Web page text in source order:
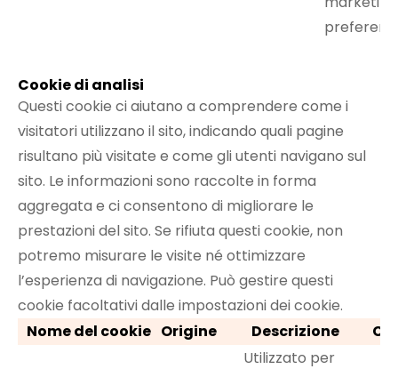
Cookie di analisi
Questi cookie ci aiutano a comprendere come i
visitatori utilizzano il sito, indicando quali pagine
risultano più visitate e come gli utenti navigano sul
sito. Le informazioni sono raccolte in forma
aggregata e ci consentono di migliorare le
prestazioni del sito. Se rifiuta questi cookie, non
potremo misurare le visite né ottimizzare
l’esperienza di navigazione. Può gestire questi
cookie facoltativi dalle impostazioni dei cookie.
Nome del cookie Origine Descrizione
Utilizzato per